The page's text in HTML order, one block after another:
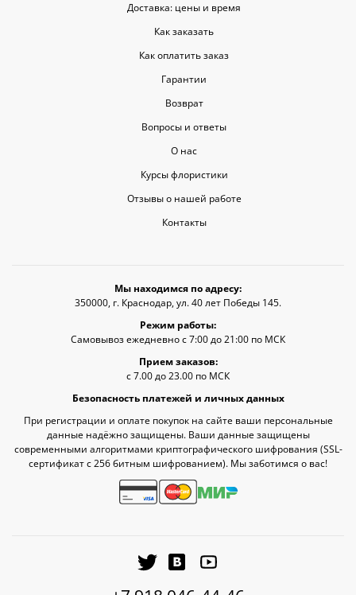
Доставка: цены и время
Как заказать
Как оплатить заказ
Гарантии
Возврат
Вопросы и ответы
О нас
Курсы флористики
Отзывы о нашей работе
Контакты
Мы находимся по адресу:
350000, г. Краснодар, ул. 40 лет Победы 145.
Режим работы:
Самовывоз ежедневно с 7:00 до 21:00 по МСК
Прием заказов:
с 7.00 до 23.00 по МСК
Безопасность платежей и личных данных
При регистрации и оплате покупок на сайте ваши персональные
данные надёжно защищены. Ваши данные защищены
современными алгоритмами криптографического шифрования (SSL-
сертификат c 256 битным шифрованием). Мы заботимся о вас!